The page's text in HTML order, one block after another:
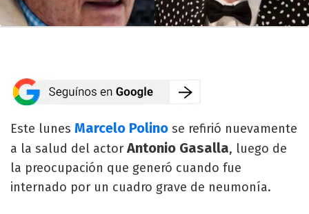
Este lunes Marcelo Polino se refirió nuevamente
a la salud del actorAntonio Gasalla, luego de
la preocupación que generó cuando fue
internado por un cuadro grave de neumonía.